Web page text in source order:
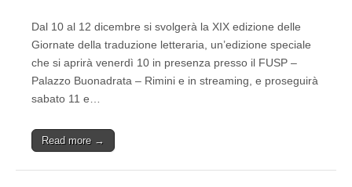
Dal 10 al 12 dicembre si svolgerà la XIX edizione delle
Giornate della traduzione letteraria, un’edizione speciale
che si aprirà venerdì 10 in presenza presso il FUSP –
Palazzo Buonadrata – Rimini e in streaming, e proseguirà
sabato 11 e…
Read more →